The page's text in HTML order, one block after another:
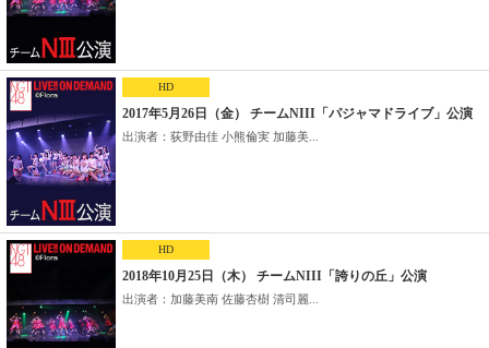
HD
2017年5月26日（金） チームNIII「パジャマドライブ」公演
出演者：荻野由佳 小熊倫実 加藤美...
HD
2018年10月25日（木） チームNIII「誇りの丘」公演
出演者：加藤美南 佐藤杏樹 清司麗...